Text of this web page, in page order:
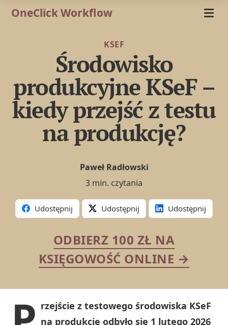
OneClick Workflow
KSEF
Środowisko
produkcyjne KSeF –
kiedy przejść z testu
na produkcję?
Paweł Radłowski
3 min. czytania
Udostępnij Udostępnij Udostępnij
ODBIERZ 100 ZŁ NA
KSIĘGOWOŚĆ ONLINE →
rzejście z testowego środowiska KSeF
na produkcję odbyło się 1 lutego 2026